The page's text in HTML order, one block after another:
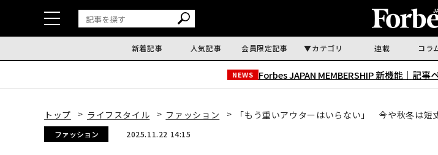
新着記事 人気記事 会員限定記事 カテゴリ 連載 コラ
NEWS Forbes JAPAN MEMBERSHIP 新機能｜ 記事
トップ ライフスタイル ファッション 「もう重いアウターはいらない」 今や秋冬は短
ファッション 2025.11.22 14:15